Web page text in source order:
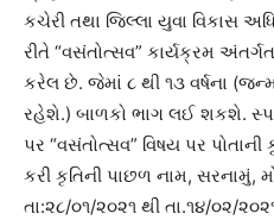
કચેરી તથા જિલ્લા યુવા વિકાસ
રીતે “વસંતોત્સવ” કાર્યક્રમ
કરેલ છે. જેમાં ૮ થી ૧૩ વર્ષના
રહેશે.) બાળકો ભાગ લઈ શકશે.
પર “વસંતોત્સવ” વિષય પર
કરી કૃતિની પાછળ નામ, સરનામું,
તા:૨૮/૦૧/૨૦૨૧ થી તા.૧૪/૦૨/